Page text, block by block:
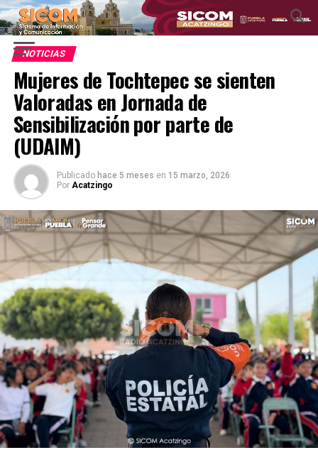
NOTICIAS
Mujeres de Tochtepec se sienten
Valoradas en Jornada de
Sensibilización por parte de
(UDAIM)
Publicado hace 5 meses en 15 marzo, 2026
Por Acatzingo